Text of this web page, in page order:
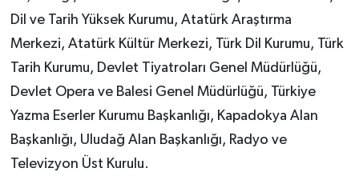
Dil ve Tarih Yüksek Kurumu, Atatürk Araştırma
Merkezi, Atatürk Kültür Merkezi, Türk Dil Kurumu, Türk
Tarih Kurumu, Devlet Tiyatroları Genel Müdürlüğü,
Devlet Opera ve Balesi Genel Müdürlüğü, Türkiye
Yazma Eserler Kurumu Başkanlığı, Kapadokya Alan
Başkanlığı, Uludağ Alan Başkanlığı, Radyo ve
Televizyon Üst Kurulu.